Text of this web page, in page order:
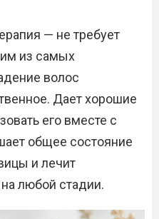
— не требует
из самых
волос
Дает хорошие
его вместе с
общее состояние
и лечит
любой стадии.